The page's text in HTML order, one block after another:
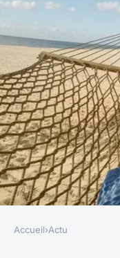
Accueil›Actu